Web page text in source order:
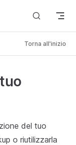
Torna all'inizio
del tuo
o riutilizzarla